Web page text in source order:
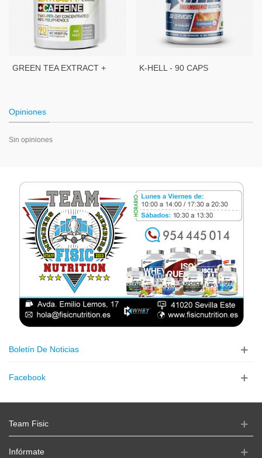
GREEN TEA EXTRACT +
K-HELL - 90 CAPS
Opiniones
Sin opiniones
Boletín De Noticias
Facebook
Team Fisic
Infórmate